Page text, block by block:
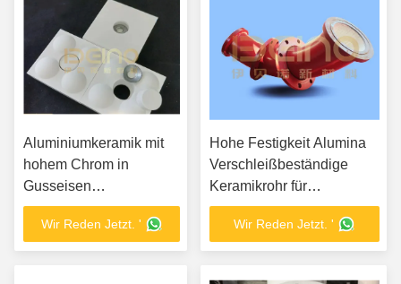
Aluminiumkeramik mit
hohem Chrom in
Gusseisen
Keramikverschleißfest
Wir Reden Jetzt. '
Hohe Festigkeit Alumina
Verschleißbeständige
Keramikrohr für
industrielle Glasflächen
Wir Reden Jetzt. '